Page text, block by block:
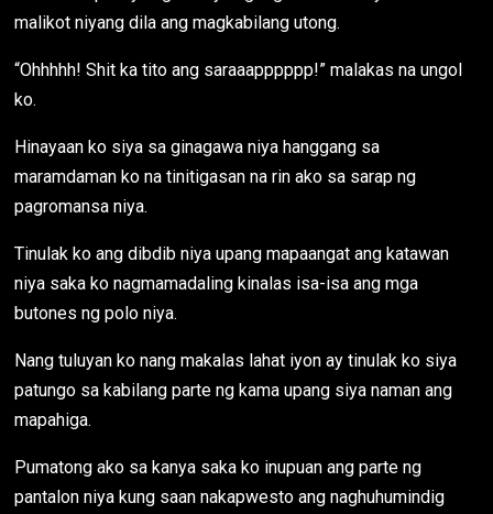
malikot niyang dila ang magkabilang utong.
“Ohhhhh! Shit ka tito ang saraaapppppp!” malakas na ungol
ko.
Hinayaan ko siya sa ginagawa niya hanggang sa
maramdaman ko na tinitigasan na rin ako sa sarap ng
pagromansa niya.
Tinulak ko ang dibdib niya upang mapaangat ang katawan
niya saka ko nagmamadaling kinalas isa-isa ang mga
butones ng polo niya.
Nang tuluyan ko nang makalas lahat iyon ay tinulak ko siya
patungo sa kabilang parte ng kama upang siya naman ang
mapahiga.
Pumatong ako sa kanya saka ko inupuan ang parte ng
pantalon niya kung saan nakapwesto ang naghuhumindig